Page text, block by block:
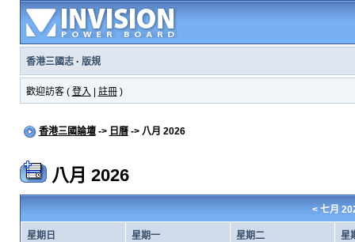
香港三國志· 版規
歡迎訪客 ( 登入 註冊)
香港三國論壇-> 日曆-> 八月 2026
八月 2026
< 七月
星期日 星期一 星期二 星